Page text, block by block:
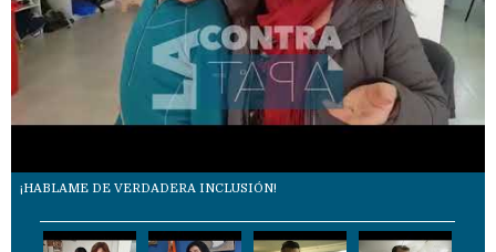
¡HABLAME DE VERDADERA INCLUSIÓN!